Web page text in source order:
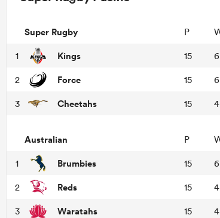
Super Rugby P
1 Kings 15 6
2 Force 15 6
3 Cheetahs 15 4
Australian P
1 Brumbies 15 6
2 Reds 15 4
3 Waratahs 15 4